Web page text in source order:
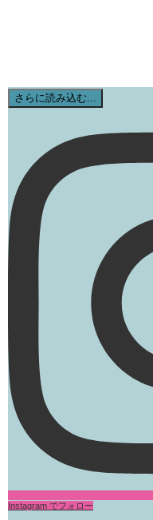
さらに読み込む...
Instagram でフォロー